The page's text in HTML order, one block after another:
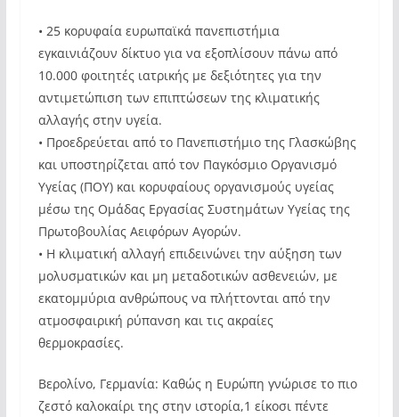
• 25 κορυφαία ευρωπαϊκά πανεπιστήμια
εγκαινιάζουν δίκτυο για να εξοπλίσουν πάνω από
10.000 φοιτητές ιατρικής με δεξιότητες για την
αντιμετώπιση των επιπτώσεων της κλιματικής
αλλαγής στην υγεία.
• Προεδρεύεται από το Πανεπιστήμιο της Γλασκώβης
και υποστηρίζεται από τον Παγκόσμιο Οργανισμό
Υγείας (ΠΟΥ) και κορυφαίους οργανισμούς υγείας
μέσω της Ομάδας Εργασίας Συστημάτων Υγείας της
Πρωτοβουλίας Αειφόρων Αγορών.
• Η κλιματική αλλαγή επιδεινώνει την αύξηση των
μολυσματικών και μη μεταδοτικών ασθενειών, με
εκατομμύρια ανθρώπους να πλήττονται από την
ατμοσφαιρική ρύπανση και τις ακραίες
θερμοκρασίες.
Βερολίνο, Γερμανία: Καθώς η Ευρώπη γνώρισε το πιο
ζεστό καλοκαίρι της στην ιστορία,1 είκοσι πέντε